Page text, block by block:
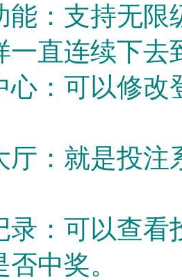
能：支持无限
一直连续下去
心：可以修改
厅：就是投注
录：可以查看
中奖。